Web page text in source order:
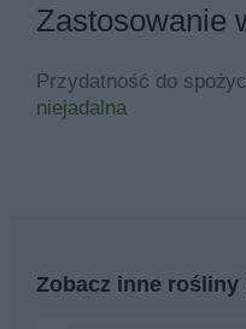
Zastosowanie
Przydatność do
niejadalna
Zobacz inne rośliny